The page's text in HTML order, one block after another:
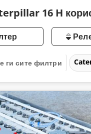
16 H
ги сите филтри